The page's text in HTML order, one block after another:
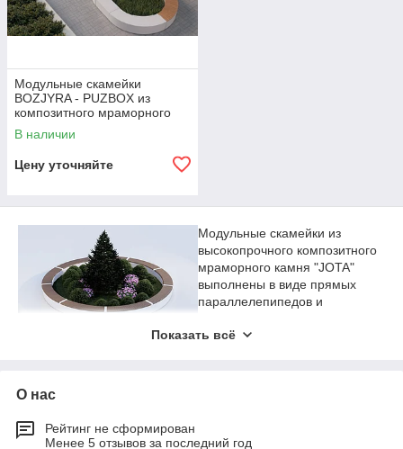
Модульные скамейки
BOZJYRA - PUZBOX из
композитного мраморного
камня
В наличии
Цену уточняйте
Модульные скамейки из
высокопрочного композитного
мраморного камня "JOTA"
выполнены в виде прямых
параллелепипедов и
скамейки покрыт деревянными параллельными рейками, на
сборки серии конструкций, представляющие собой наборы
деталей для сборки и моделирования форм скамейки, а так
же вазонов и парковок для велосипедов.
Показать всё
О нас
Рейтинг не сформирован
Менее 5 отзывов за последний год